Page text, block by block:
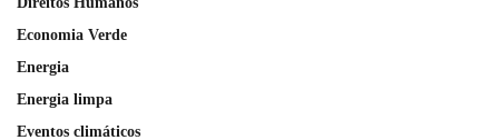
Economia Verde
Energia
Energia limpa
Eventos climáticos